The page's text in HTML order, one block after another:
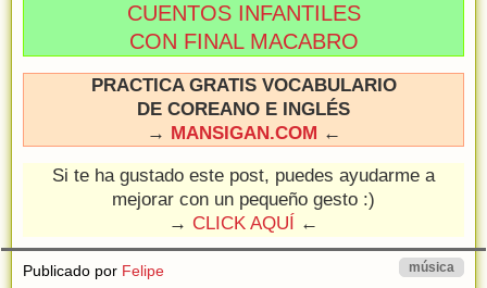
CUENTOS INFANTILES
CON FINAL MACABRO
PRACTICA GRATIS VOCABULARIO
DE COREANO E INGLÉS
→ MANSIGAN.COM ←
Si te ha gustado este post, puedes ayudarme a
mejorar con un pequeño gesto :)
→ CLICK AQUÍ ←
Publicado por Felipe música